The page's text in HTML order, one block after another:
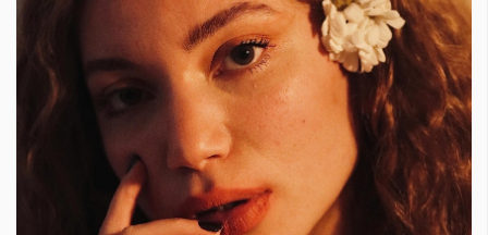
КАТЕГОРИИ
Wine&Dine
Подкасти
Dialogue
ЗА НАС
Условия за
ползване
За нас
Реклама
Политика за
поверителност
ModerenDom